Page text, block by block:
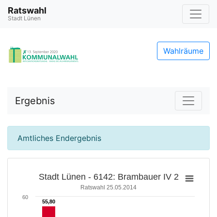
Ratswahl
Stadt Lünen
Wahlräume
Ergebnis
Amtliches Endergebnis
Stadt Lünen - 6142: Brambauer IV 2
Ratswahl 25.05.2014
55,80
55,80
60